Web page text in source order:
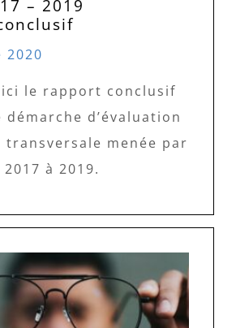
– 2019
2020
ici le rapport conclusif
démarche d’évaluation
menée par
2017 à 2019.